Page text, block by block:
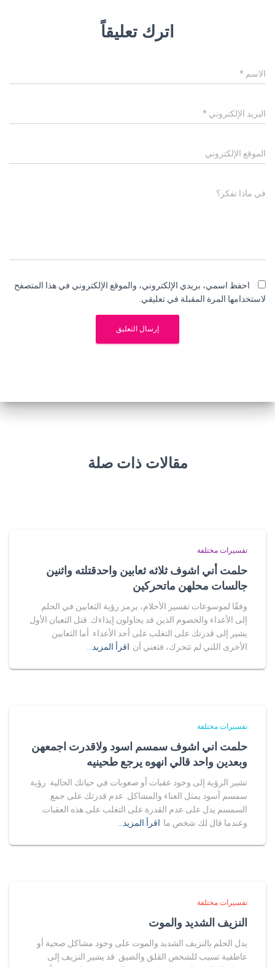
اترك تعليقاً
الاسم *
البريد الإلكتروني *
الموقع الإلكتروني
في ماذا تفكر؟
احفظ اسمي، بريدي الإلكتروني، والموقع الإلكتروني في هذا المتصفح
لاستخدامها المرة المقبلة في تعليقي.
مقالات ذات صلة
تفسيرات مختلفة
حلمت أني اشوف ثلاثه ثعابين واحدقتلته واثنين
جالسات محلهن ماتحركين
وفقًا لموسوعات تفسير الأحلام، يرمز رؤية الثعابين في الحلم
إلى الأعداء والخصوم الذين قد يحاولون إيذاءك. قتل الثعبان الأول
يشير إلى قدرتك على التغلب على أحد الأعداء. أما الثعابين
الأخرى اللتي لم تتحرك، فتعني أن اقرأ المزيد…
تفسيرات مختلفة
حلمت اني اشوف سمسم اسود ولاقدرت اجمعهن
وبعدين واحد قالي انهوه يرجع طحينيه
تشير الرؤية إلى وجود عقبات أو صعوبات في حياتك الحالية. رؤية
سمسم أسود يمثل العناء والمشاكل. عدم قدرتك على جمع
السمسم يدل على عدم القدرة على التغلب على هذه العقبات.
وعندما قال لك شخص ما اقرأ المزيد…
تفسيرات مختلفة
النزيف الشديد والموت
يدل الحلم بالنزيف الشديد والموت على وجود مشاكل صحية أو
عاطفية تسبب للشخص القلق والضيق. قد يشير النزيف إلى